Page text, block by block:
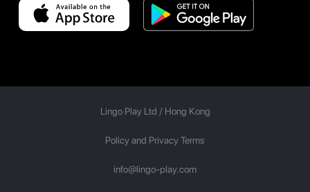
Lingo Play Ltd / Hong Kong
Policy and Privacy Terms
info@lingo-play.com